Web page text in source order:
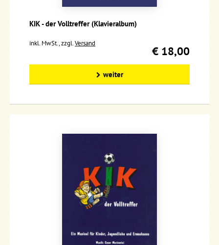
KIK - der Volltreffer (Klavieralbum)
inkl. MwSt., zzgl.Versand
€ 18,00
weiter